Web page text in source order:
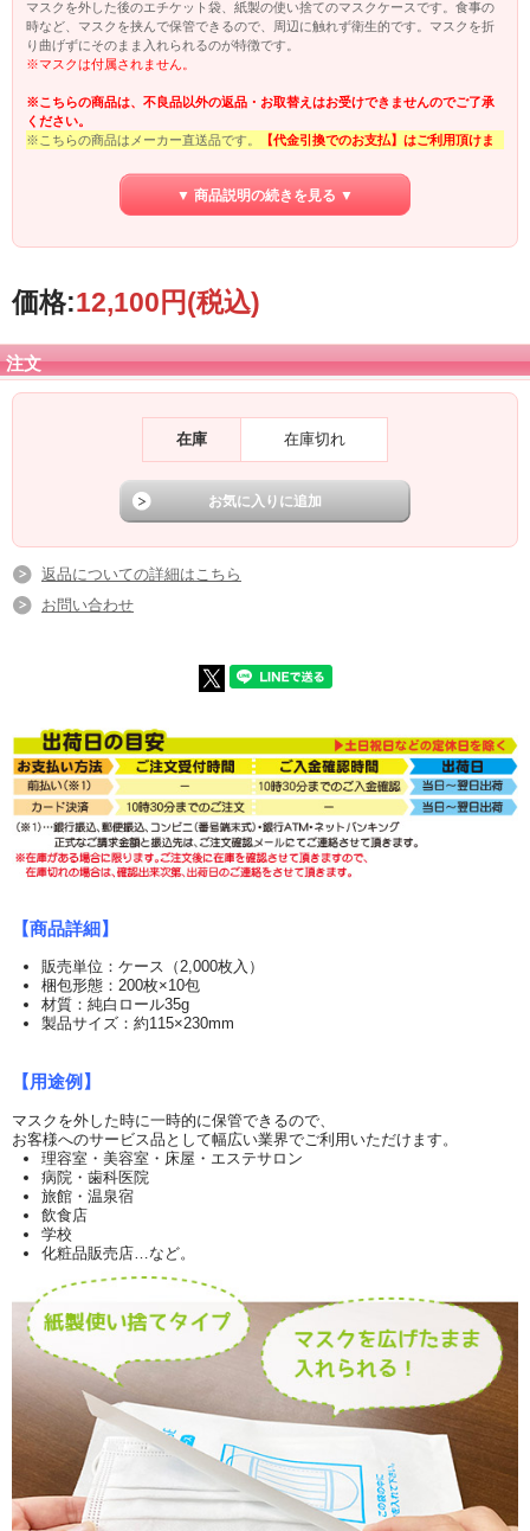
マスクを外した後のエチケット袋、紙製の使い捨てのマスクケースです。食事の
時など、マスクを挟んで保管できるので、周辺に触れず衛生的です。マスクを折
り曲げずにそのまま入れられるのが特徴です。
※マスクは付属されません。
※こちらの商品は、不良品以外の返品・お取替えはお受けできませんのでご了承
ください。
※こちらの商品はメーカー直送品です。
【代金引換でのお支払】はご利用頂けま
また、こちらの商品を含めてのまとめ買いの場合も同様に【代金引換でのお支
ご利用頂けませんので、ご了承下さい。
▼ 商品説明の続きを見る ▼
価格:12,100円(税込)
注文
在庫 在庫切れ
返品についての詳細はこちら
お問い合わせ
【商品詳細】
販売単位：ケース（2,000枚入）
梱包形態：200枚×10包
材質：純白ロール35g
製品サイズ：約115×230mm
【用途例】
マスクを外した時に一時的に保管できるので、
お客様へのサービス品として幅広い業界でご利用いただけます。
理容室・美容室・床屋・エステサロン
病院・歯科医院
旅館・温泉宿
飲食店
学校
化粧品販売店…など。